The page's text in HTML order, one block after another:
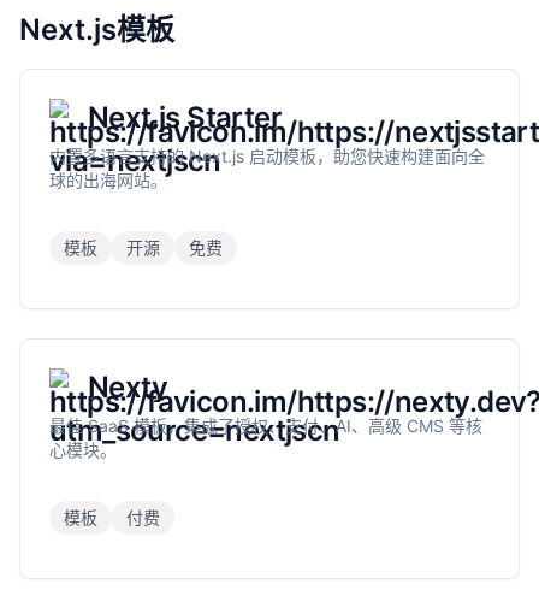
Next.js模板
Next.js Starter
内置多语言支持的 Next.js 启动模板，助您快速构建面向全
球的出海网站。
模板 开源 免费
Nexty
最佳 SaaS 模板，集成了授权、支付、AI、高级 CMS 等核
心模块。
模板 付费